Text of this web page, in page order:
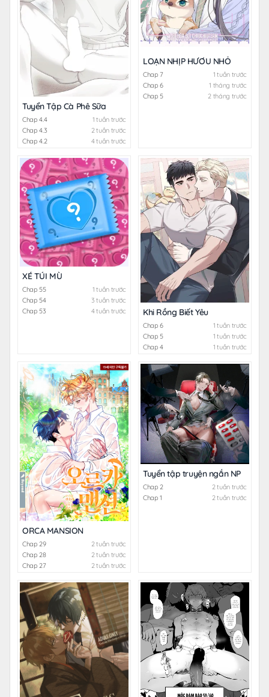
Tuyển Tập Cà Phê Sữa
Chap 4.4
1 tuần trước
Chap 4.3
2 tuần trước
Chap 4.2
4 tuần trước
LOẠN NHỊP HƯƠU NHỎ
Chap 7
1 tuần trước
Chap 6
1 tháng trước
Chap 5
2 tháng trước
XÉ TÚI MÙ
Chap 55
1 tuần trước
Chap 54
3 tuần trước
Chap 53
4 tuần trước Khi Rồng Biết Yêu
Chap 6
1 tuần trước
Chap 5
1 tuần trước
Chap 4
1 tuần trước
ORCA MANSION
Chap 29
2 tuần trước
Chap 28
2 tuần trước
Chap 27
2 tuần trước
Tuyển tập truyện ngắn NP
Chap 2
2 tuần trước
Chap 1
2 tuần trước